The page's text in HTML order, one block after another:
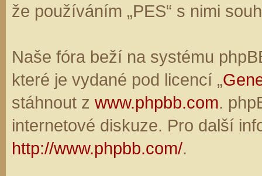
že používáním „PES“ s nimi
Naše fóra beží na systému
které je vydané pod licencí „
stáhnout z www.phpbb.com.
internetové diskuze. Pro další
http://www.phpbb.com/.